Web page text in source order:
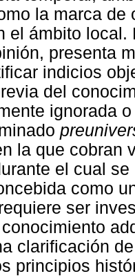
la marca de
el ámbito
presenta
indicios
del
ignorada
la que cobran
el cual
como
ser
clarificación
principios